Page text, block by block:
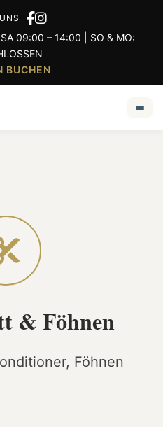
09:00 – 14:00 | SO & MO:
BUCHEN
& Föhnen
Föhnen